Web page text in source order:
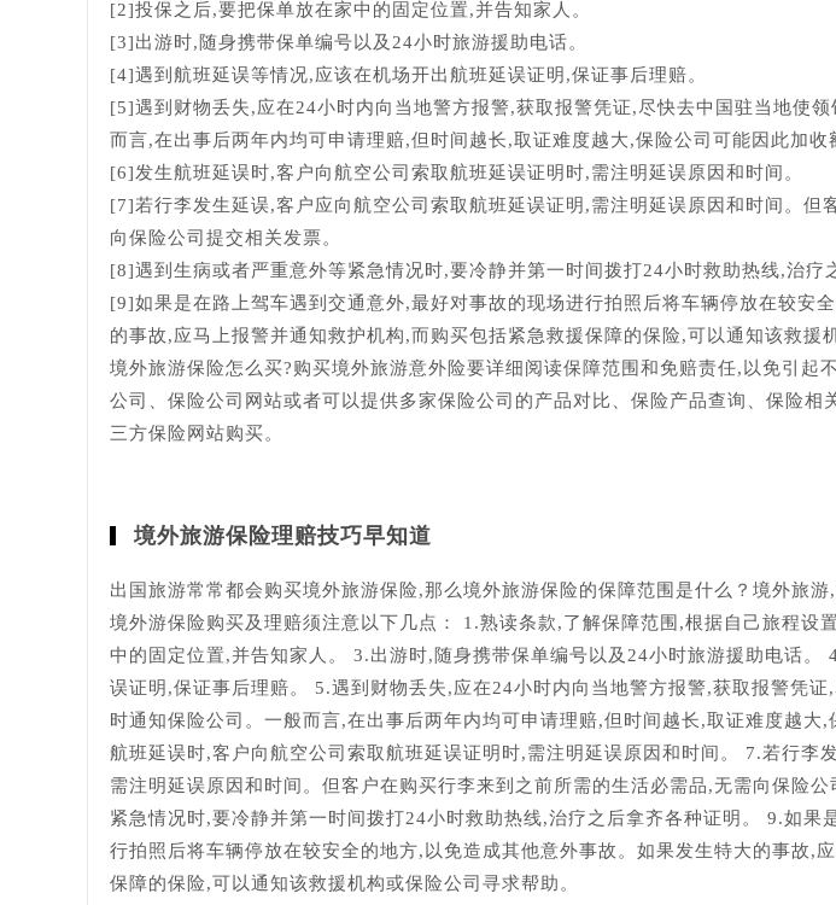
[2]投保之后,要把保单放在家中的固定位置,并告知家人。
[3]出游时,随身携带保单编号以及24小时旅游援助电话。
[4]遇到航班延误等情况,应该在机场开出航班延误证明,保证事后理赔。
[5]遇到财物丢失,应在24小时内向当地警方报警,获取报警凭证,尽快去中国驻当地使
而言,在出事后两年内均可申请理赔,但时间越长,取证难度越大,保险公司可能因此加收
[6]发生航班延误时,客户向航空公司索取航班延误证明时,需注明延误原因和时间。
[7]若行李发生延误,客户应向航空公司索取航班延误证明,需注明延误原因和时间。但
向保险公司提交相关发票。
[8]遇到生病或者严重意外等紧急情况时,要冷静并第一时间拨打24小时救助热线,治疗
[9]如果是在路上驾车遇到交通意外,最好对事故的现场进行拍照后将车辆停放在较安
的事故,应马上报警并通知救护机构,而购买包括紧急救援保障的保险,可以通知该救援
境外旅游保险怎么买?购买境外旅游意外险要详细阅读保障范围和免赔责任,以免引起
公司、保险公司网站或者可以提供多家保险公司的产品对比、保险产品查询、保险相
三方保险网站购买。
境外旅游保险理赔技巧早知道
出国旅游常常都会购买境外旅游保险,那么境外旅游保险的保障范围是什么？境外旅
境外游保险购买及理赔须注意以下几点： 1.熟读条款,了解保障范围,根据自己旅程设
中的固定位置,并告知家人。 3.出游时,随身携带保单编号以及24小时旅游援助电话。
误证明,保证事后理赔。 5.遇到财物丢失,应在24小时内向当地警方报警,获取报警凭
时通知保险公司。一般而言,在出事后两年内均可申请理赔,但时间越长,取证难度越大
航班延误时,客户向航空公司索取航班延误证明时,需注明延误原因和时间。 7.若行李
需注明延误原因和时间。但客户在购买行李来到之前所需的生活必需品,无需向保险
紧急情况时,要冷静并第一时间拨打24小时救助热线,治疗之后拿齐各种证明。 9.如果
行拍照后将车辆停放在较安全的地方,以免造成其他意外事故。如果发生特大的事故,
保障的保险,可以通知该救援机构或保险公司寻求帮助。